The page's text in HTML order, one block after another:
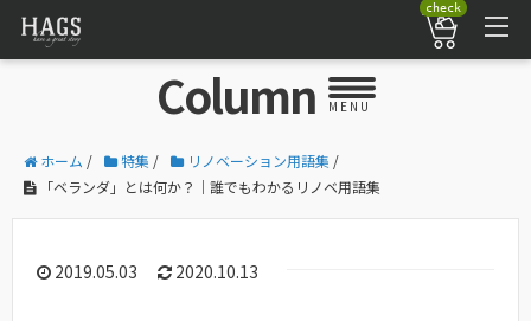
check
Column MENU
ホーム / 特集 / リノベーション用語集 /
「ベランダ」とは何か？｜誰でもわかるリノベ用語集
2019.05.03 2020.10.13